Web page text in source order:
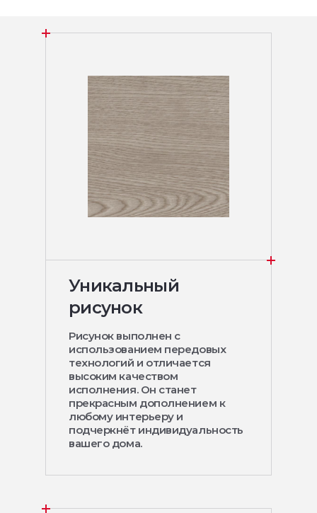
Уникальный
рисунок
Рисунок выполнен с
использованием передовых
технологий и отличается
высоким качеством
исполнения. Он станет
прекрасным дополнением к
любому интерьеру и
подчеркнёт индивидуальность
вашего дома.